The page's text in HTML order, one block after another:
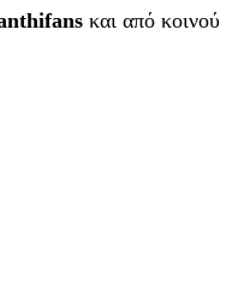
και από κοινού